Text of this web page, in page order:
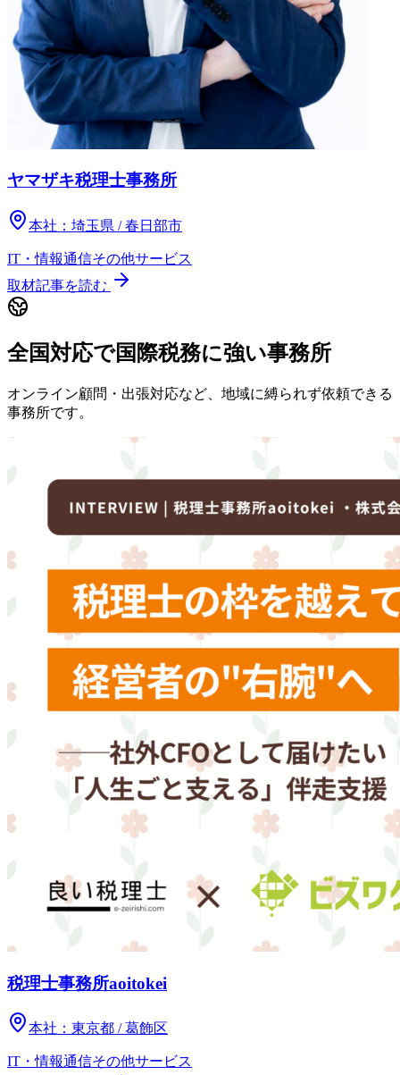
ヤマザキ税理士事務所
本社： 埼玉県 / 春日部市
IT・情報通信その他サービス
取材記事を読む
全国対応で国際税務に強い事務所
オンライン顧問・出張対応など、地域に縛られず依頼できる
事務所です。
税理士事務所aoitokei
本社： 東京都 / 葛飾区
IT・情報通信その他サービス